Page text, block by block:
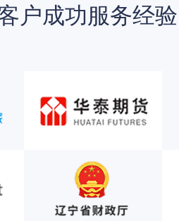
户成功服务经验